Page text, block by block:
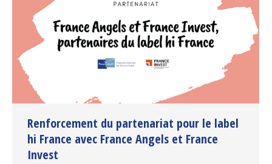
Renforcement du partenariat pour le label
hi France avec France Angels et France
Invest